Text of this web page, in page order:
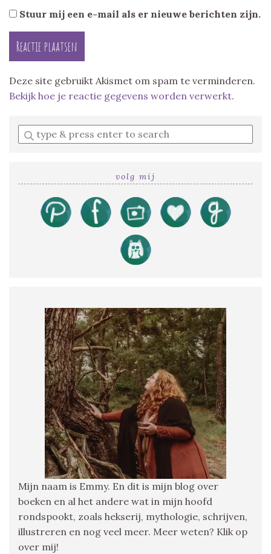
Stuur mij een e-mail als er nieuwe berichten zijn.
Deze site gebruikt Akismet om spam te verminderen.
Bekijk hoe je reactie gegevens worden verwerkt.
Enter
a
volg mij
Mijn naam is Emmy. En dit is mijn blog over
boeken en al het andere wat in mijn hoofd
rondspookt, zoals hekserij, mythologie, schrijven,
illustreren en nog veel meer. Meer weten? Klik op
over mij!